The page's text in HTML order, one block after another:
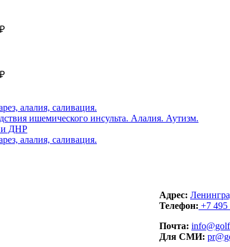
ишемического инсульта. Алалия. Аутизм.
и ДНР
Адрес:
Телефон: +7 495
Почта:
Для СМИ: